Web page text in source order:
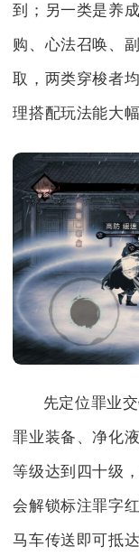
到；另一类是养
购、心法召唤、
取，两类穿梭者
理搭配玩法能大
先定位罪业
罪业装备、净化
等级达到四十级
会解锁标注罪字
马车传送即可抵